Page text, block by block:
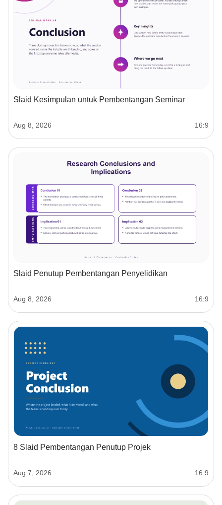
Slaid Kesimpulan untuk Pembentangan Seminar
Aug 8, 2026 16:9
Slaid Penutup Pembentangan Penyelidikan
Aug 8, 2026 16:9
8 Slaid Pembentangan Penutup Projek
Aug 7, 2026 16:9